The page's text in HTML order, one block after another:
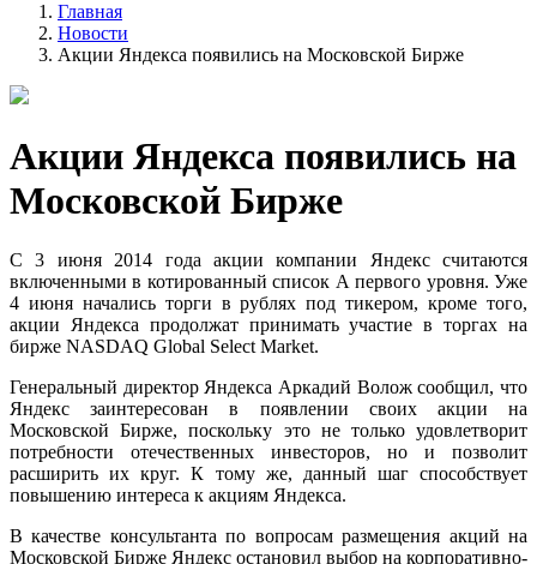
Главная
Новости
Акции Яндекса появились на Московской Бирже
Акции Яндекса появились на
Московской Бирже
С 3 июня 2014 года акции компании Яндекс считаются
включенными в котированный список А первого уровня. Уже
4 июня начались торги в рублях под тикером, кроме того,
акции Яндекса продолжат принимать участие в торгах на
бирже NASDAQ Global Select Market.
Генеральный директор Яндекса Аркадий Волож сообщил, что
Яндекс заинтересован в появлении своих акции на
Московской Бирже, поскольку это не только удовлетворит
потребности отечественных инвесторов, но и позволит
расширить их круг. К тому же, данный шаг способствует
повышению интереса к акциям Яндекса.
В качестве консультанта по вопросам размещения акций на
Московской Бирже Яндекс остановил выбор на корпоративно-